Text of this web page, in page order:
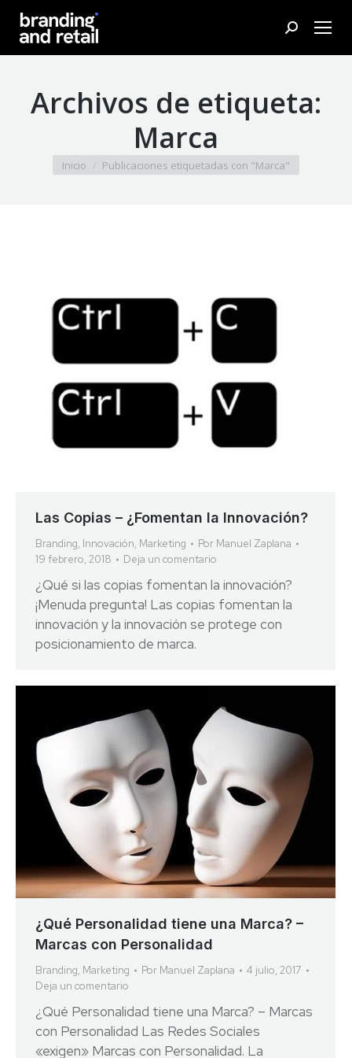
Buscar:
Archivos de etiqueta:
Marca
Estás aquí:
Inicio Publicaciones etiquetadas con "Marca"
Las Copias – ¿Fomentan la Innovación?
Branding, Innovación, Marketing Por Manuel Zaplana
19 febrero, 2018
Deja un comentario
¿Qué si las copias fomentan la innovación?
¡Menuda pregunta! Las copias fomentan la
innovación y la innovación se protege con
posicionamiento de marca.
¿Qué Personalidad tiene una Marca? –
Marcas con Personalidad
Branding, Marketing Por Manuel Zaplana
4 julio, 2017
Deja un comentario
¿Qué Personalidad tiene una Marca? – Marcas
con Personalidad Las Redes Sociales
«exigen» Marcas con Personalidad. La